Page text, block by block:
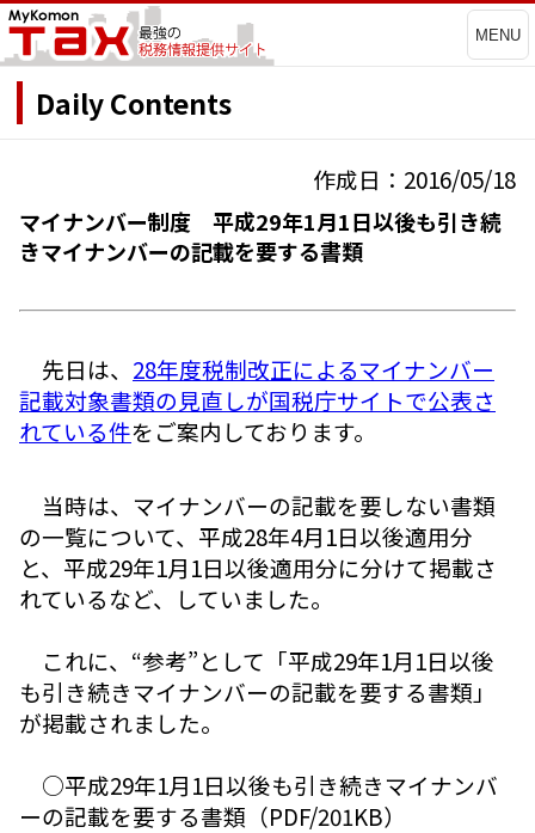
MENU
Daily Contents
作成日：2016/05/18
マイナンバー制度 平成29年1月1日以後も引き続
きマイナンバーの記載を要する書類
先日は、 28年度税制改正によるマイナンバー
記載対象書類の見直しが国税庁サイトで公表さ
れている件をご案内しております。
当時は、マイナンバーの記載を要しない書類
の一覧について、平成28年4月1日以後適用分
と、平成29年1月1日以後適用分に分けて掲載さ
れているなど、していました。
これに、“参考”として「平成29年1月1日以後
も引き続きマイナンバーの記載を要する書類」
が掲載されました。
○平成29年1月1日以後も引き続きマイナンバ
ーの記載を要する書類（PDF/201KB）